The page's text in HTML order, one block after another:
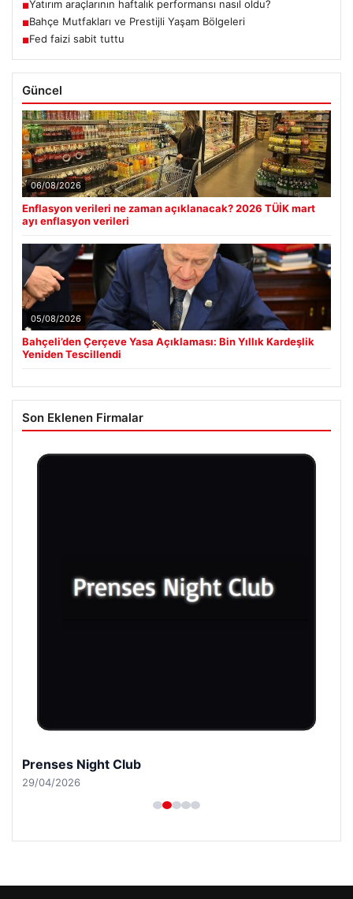
■Yatırım araçlarının haftalık performansı nasıl oldu?
■Bahçe Mutfakları ve Prestijli Yaşam Bölgeleri
■Fed faizi sabit tuttu
Güncel
06/08/2026
Enflasyon verileri ne zaman açıklanacak? 2026 TÜİK mart
ayı enflasyon verileri
05/08/2026
Bahçeli’den Çerçeve Yasa Açıklaması: Bin Yıllık Kardeşlik
Yeniden Tescillendi
Son Eklenen Firmalar
Prenses Night Club
29/04/2026